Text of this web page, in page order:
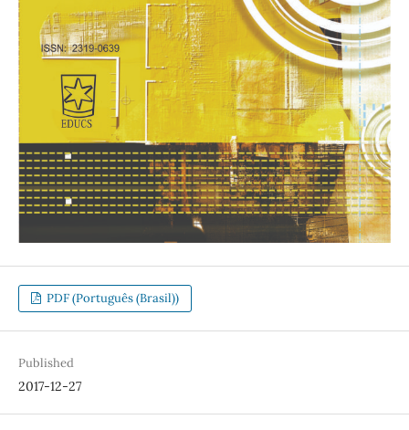
PDF (Português (Brasil))
Published
2017-12-27